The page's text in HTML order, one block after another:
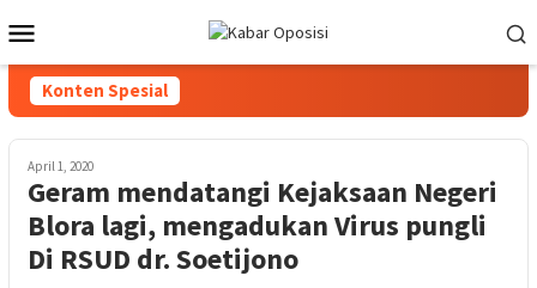
ke
kontenMobile
Konten Spesial
April 1, 2020
Geram mendatangi Kejaksaan Negeri
Blora lagi, mengadukan Virus pungli
Di RSUD dr. Soetijono